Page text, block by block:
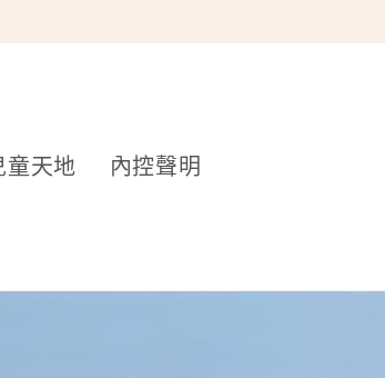
童天地 內控聲明